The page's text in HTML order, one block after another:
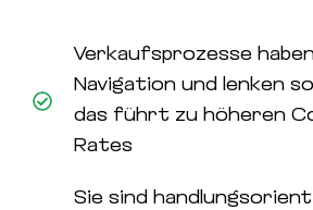
Verkaufsprozesse
Navigation und lenken
das führt zu höheren
Rates
Sie sind